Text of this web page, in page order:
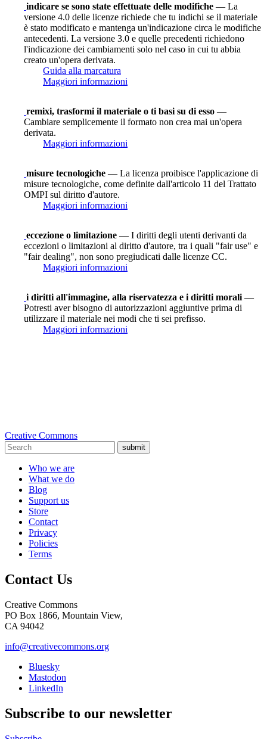
indicare se sono state effettuate delle modifiche — La
versione 4.0 delle licenze richiede che tu indichi se il materiale
è stato modificato e mantenga un'indicazione circa le modifiche
antecedenti. La versione 3.0 e quelle precedenti richiedono
l'indicazione dei cambiamenti solo nel caso in cui tu abbia
creato un'opera derivata.
Guida alla marcatura
Maggiori informazioni
remixi, trasformi il materiale o ti basi su di esso —
Cambiare semplicemente il formato non crea mai un'opera
derivata.
Maggiori informazioni
misure tecnologiche — La licenza proibisce l'applicazione di
misure tecnologiche, come definite dall'articolo 11 del Trattato
OMPI sul diritto d'autore.
Maggiori informazioni
eccezione o limitazione — I diritti degli utenti derivanti da
eccezioni o limitazioni al diritto d'autore, tra i quali "fair use" e
"fair dealing", non sono pregiudicati dalle licenze CC.
Maggiori informazioni
i diritti all'immagine, alla riservatezza e i diritti morali —
Potresti aver bisogno di autorizzazioni aggiuntive prima di
utilizzare il materiale nei modi che ti sei prefisso.
Maggiori informazioni
Creative Commons
submit
Who we are
What we do
Blog
Support us
Store
Contact
Privacy
Policies
Terms
Contact Us
Creative Commons
PO Box 1866, Mountain View,
CA 94042
info@creativecommons.org
Bluesky
Mastodon
LinkedIn
Subscribe to our newsletter